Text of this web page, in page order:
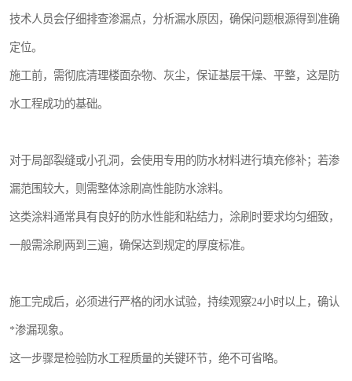
技术人员会仔细排查渗漏点，分析漏水原因，确保问题根源得到准确
定位。
施工前，需彻底清理楼面杂物、灰尘，保证基层干燥、平整，这是防
水工程成功的基础。
对于局部裂缝或小孔洞，会使用专用的防水材料进行填充修补；若渗
漏范围较大，则需整体涂刷高性能防水涂料。
这类涂料通常具有良好的防水性能和粘结力，涂刷时要求均匀细致，
一般需涂刷两到三遍，确保达到规定的厚度标准。
施工完成后，必须进行严格的闭水试验，持续观察24小时以上，确认
*渗漏现象。
这一步骤是检验防水工程质量的关键环节，绝不可省略。